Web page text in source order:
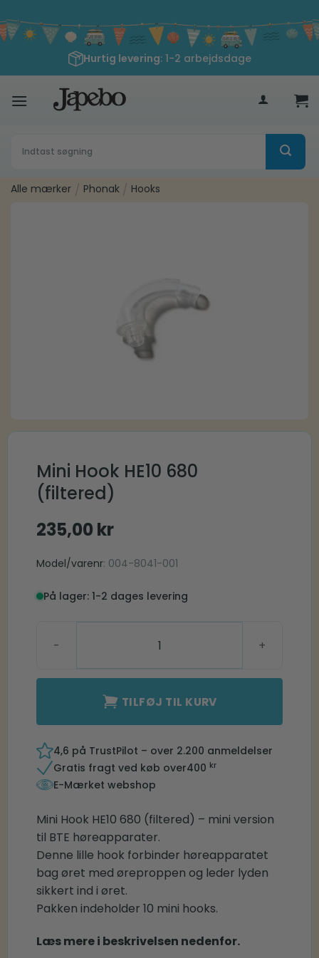
til
indhold
Hurtig levering: 1-2 arbejdsdage
400kr
efter:
Alle mærker / Phonak / Hooks
Mini Hook HE10 680
(filtered)
235,00 kr
Model/varenr: 004-8041-001
På lager: 1-2 dages levering
TILFØJ TIL KURV
4,6 på TrustPilot – over 2.200 anmeldelser
Gratis fragt ved køb over400 kr
E-Mærket webshop
Mini Hook HE10 680 (filtered) – mini version
til BTE høreapparater.
Denne lille hook forbinder høreapparatet
bag øret med øreproppen og leder lyden
sikkert ind i øret.
Pakken indeholder 10 mini hooks.
Læs mere i beskrivelsen nedenfor.